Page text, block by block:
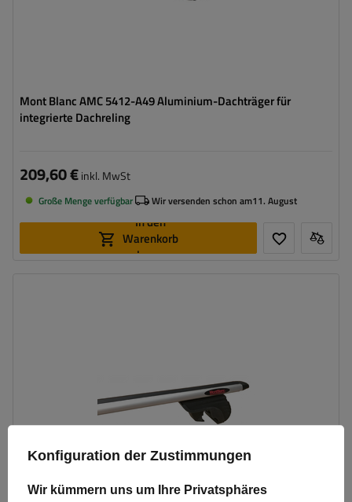
Mont Blanc AMC 5412-A49 Aluminium-Dachträger für
integrierte Dachreling
209,60 €inkl. MwSt
Große Menge verfügbar Wir versenden schon am11. August
In den
Warenkorb
legen
Konfiguration der Zustimmungen
Wir kümmern uns um Ihre Privatsphäres